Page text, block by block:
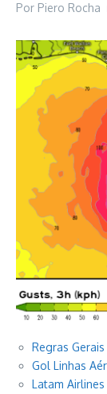
Por Piero Rocha
Regras
Gol Linhas
Latam Airlines